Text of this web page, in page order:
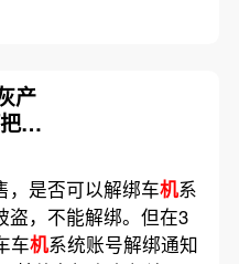
产
，是否可以解绑车机系
盗，不能解绑。但在3
车机系统账号解绑通知